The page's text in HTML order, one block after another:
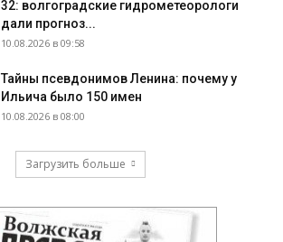
32: волгоградские гидрометеорологи
дали прогноз...
10.08.2026 в 09:58
Тайны псевдонимов Ленина: почему у
Ильича было 150 имен
10.08.2026 в 08:00
Загрузить больше